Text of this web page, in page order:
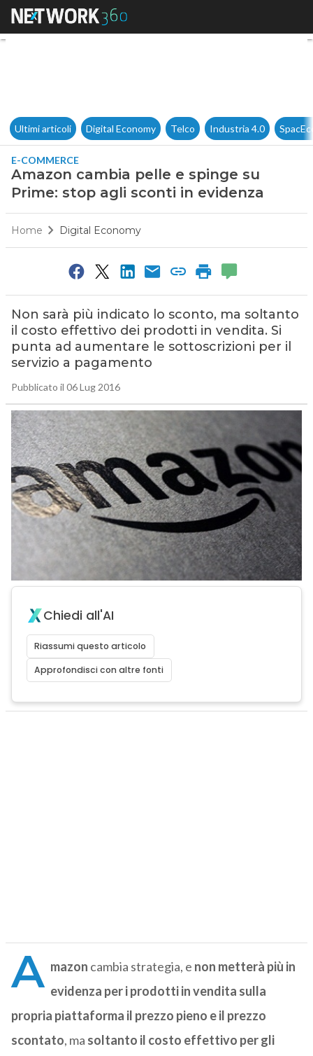
Amazon cambia pelle e
Ultimi articoli Digital Economy Telco Industria 4.0
E-COMMERCE
Amazon cambia pelle e spinge su
Prime: stop agli sconti in evidenza
Home Digital Economy
Non sarà più indicato lo sconto, ma soltanto
il costo effettivo dei prodotti in vendita. Si
punta ad aumentare le sottoscrizioni per il
servizio a pagamento
Pubblicato il 06 Lug 2016
Chiedi all'AI
Riassumi questo articolo
Approfondisci con altre fonti
A mazon cambia strategia, e non metterà più in
evidenza per i prodotti in vendita sulla
propria piattaforma il prezzo pieno e il prezzo
scontato, ma soltanto il costo effettivo per gli